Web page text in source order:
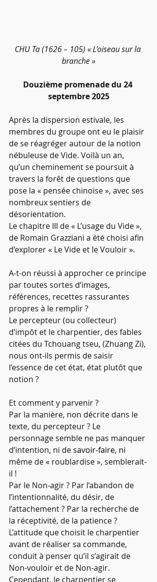
CHU Ta (1626 – 105) « L’oiseau sur la
branche »
Douzième promenade du 24
septembre 2025
Après la dispersion estivale, les
membres du groupe ont eu le plaisir
de se réagréger autour de la notion
nébuleuse de Vide. Voilà un an,
qu’un cheminement se poursuit à
travers la forêt de questions que
pose la « pensée chinoise », avec ses
nombreux sentiers de
désorientation.
Le chapitre III de « L’usage du Vide »,
de Romain Grazziani a été choisi afin
d’explorer « Le Vide et le Vouloir ».
A-t-on réussi à approcher ce principe
par toutes sortes d’images,
références, recettes rassurantes
propres à le remplir ?
Le percepteur (ou collecteur)
d’impôt et le charpentier, des fables
citées du Tchouang tseu, (Zhuang Zi),
nous ont-ils permis de saisir
l’essence de cet état, état plutôt que
notion ?
Et comment y parvenir ?
Par la manière, non décrite dans le
texte, du percepteur ? Le
personnage semble ne pas manquer
d’intention, ni de savoir-faire, ni
même de « roublardise », semblerait-
il !
Par le Non-agir ? Par l’abandon de
l’intentionnalité, du désir, de
l’attachement ? Par la recherche de
la réceptivité, de la patience ?
L’attitude que choisit le charpentier
avant de réaliser sa commande,
conduit à penser qu’il s’agirait de
Non-vouloir et de Non-agir.
Cependant, le charpentier se